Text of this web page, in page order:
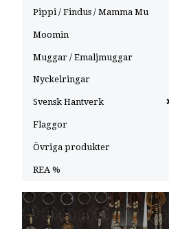
Pippi / Findus / Mamma Mu
Moomin
Muggar / Emaljmuggar
Nyckelringar
Svensk Hantverk
Flaggor
Övriga produkter
REA %